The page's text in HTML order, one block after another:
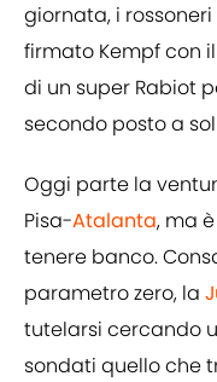
giornata, i
firmato Kempf con
di un super Rabiot
secondo posto a
Oggi parte la
Pisa-Atalanta, ma
tenere banco.
parametro zero, la
tutelarsi cercando
sondati quello che